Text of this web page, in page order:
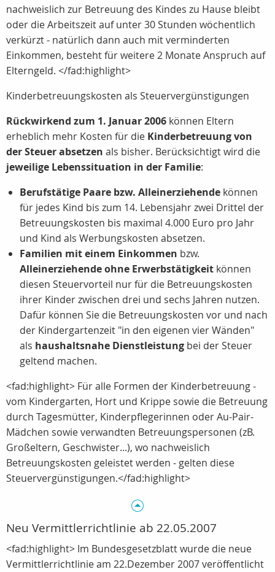
nachweislich zur Betreuung des Kindes zu Hause bleibt
oder die Arbeitszeit auf unter 30 Stunden wöchentlich
verkürzt - natürlich dann auch mit verminderten
Einkommen, besteht für weitere 2 Monate Anspruch auf
Elterngeld. </fad:highlight>
Kinderbetreuungskosten als Steuervergünstigungen
Rückwirkend zum 1. Januar 2006 können Eltern
erheblich mehr Kosten für die Kinderbetreuung von
der Steuer absetzen als bisher. Berücksichtigt wird die
jeweilige Lebenssituation in der Familie:
Berufstätige Paare bzw. Alleinerziehende können
für jedes Kind bis zum 14. Lebensjahr zwei Drittel der
Betreuungskosten bis maximal 4.000 Euro pro Jahr
und Kind als Werbungskosten absetzen.
Familien mit einem Einkommen bzw.
Alleinerziehende ohne Erwerbstätigkeit können
diesen Steuervorteil nur für die Betreuungskosten
ihrer Kinder zwischen drei und sechs Jahren nutzen.
Dafür können Sie die Betreuungskosten vor und nach
der Kindergartenzeit "in den eigenen vier Wänden"
als haushaltsnahe Dienstleistung bei der Steuer
geltend machen.
<fad:highlight> Für alle Formen der Kinderbetreuung -
vom Kindergarten, Hort und Krippe sowie die Betreuung
durch Tagesmütter, Kinderpflegerinnen oder Au-Pair-
Mädchen sowie verwandten Betreuungspersonen (zB.
Großeltern, Geschwister...), wo nachweislich
Betreuungskosten geleistet werden - gelten diese
Steuervergünstigungen.</fad:highlight>
Neu Vermittlerrichtlinie ab 22.05.2007
<fad:highlight> Im Bundesgesetzblatt wurde die neue
Vermittlerrichtlinie am 22.Dezember 2007 veröffentlicht